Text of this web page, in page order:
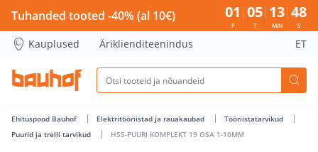
HSS-PUURI KOMPLEKT 19 OSA 1-10MM - Bauhof has loaded
Tuhanded tooted -40% (al 10€) 01
P
05
T
13
MIN
47
S
Kauplused Äriklienditeenindus ET
Ehituspood Bauhof Elektritööriistad ja rauakaubad
Tööriistatarvikud
Puurid ja trelli tarvikud
HSS-PUURI KOMPLEKT 19 OSA 1-10MM